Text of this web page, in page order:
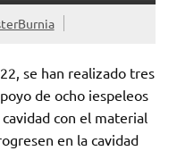
se han realizado tres
de ocho iespeleos
con el material
en la cavidad